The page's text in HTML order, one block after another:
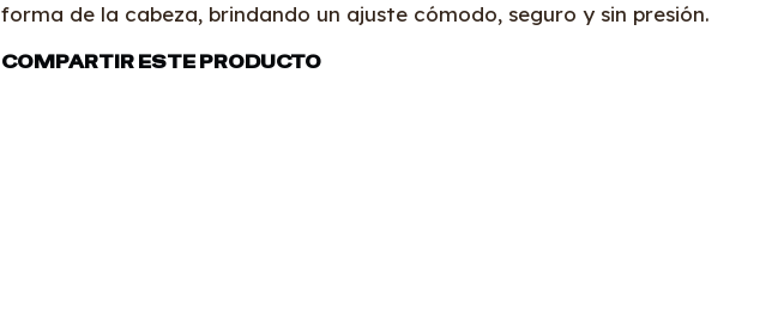
forma de la cabeza, brindando un ajuste cómodo, seguro y sin presión.
COMPARTIR ESTE PRODUCTO